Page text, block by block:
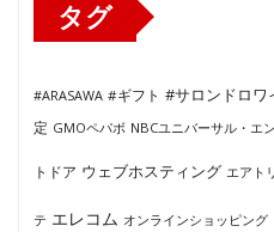
タグ
#ARASAWA #ギフト #サロンドロワ
定 GMOペパボ NBCユニバーサル・エ
トドア ウェブホスティング エアトリ
テ エレコム オンラインショッピング